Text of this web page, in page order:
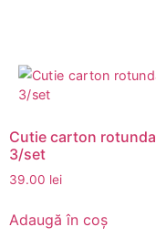
Cutie carton rotunda
3/set
39.00 lei
Adaugă în coș